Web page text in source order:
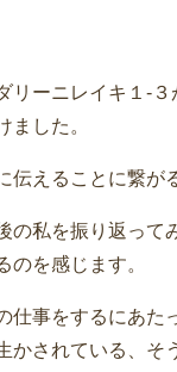
ーニレイキ１-３
ました。
伝えることに繋が
の私を振り返って
のを感じます。
仕事をするにあた
かされている、そ